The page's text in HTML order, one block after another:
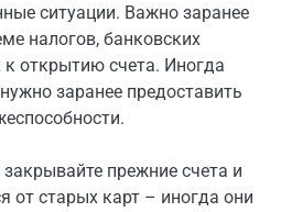
ситуации. Важно заранее
налогов, банковских
к открытию счета. Иногда
заранее предоставить
прежние счета и
от старых карт – иногда они